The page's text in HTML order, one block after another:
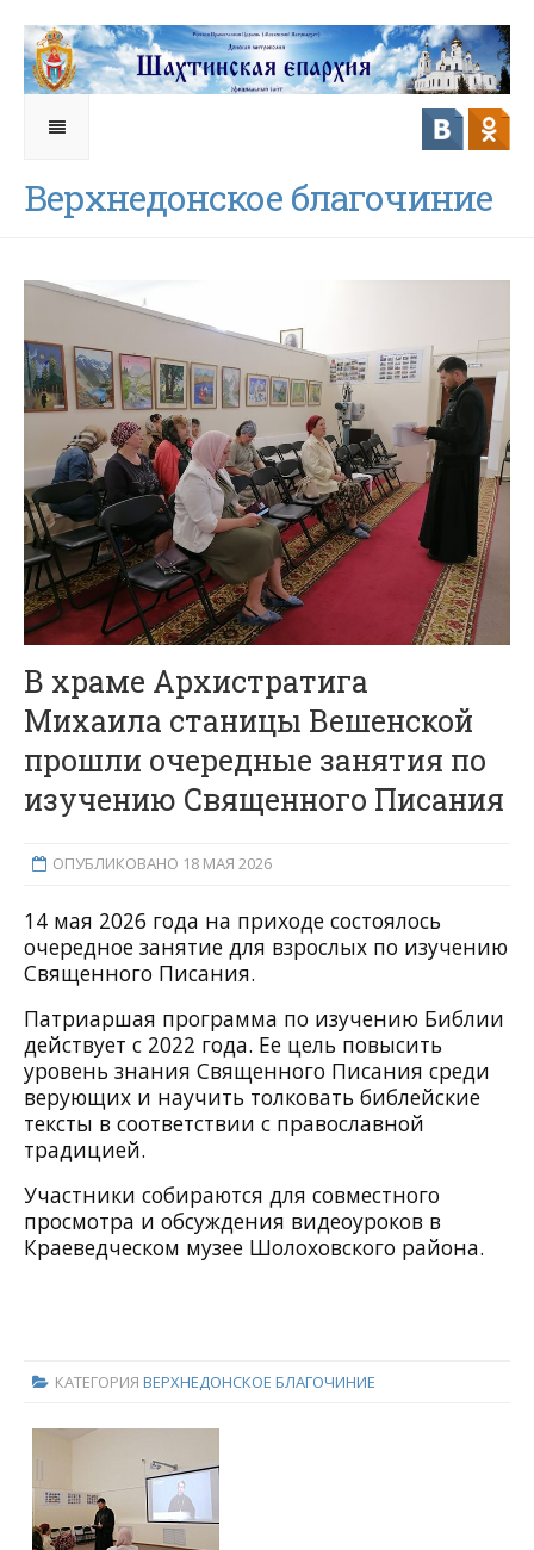
Верхнедонское благочиние
В храме Архистратига
Михаила станицы Вешенской
прошли очередные занятия по
изучению Священного Писания
ОПУБЛИКОВАНО 18 МАЯ 2026
14 мая 2026 года на приходе состоялось
очередное занятие для взрослых по изучению
Священного Писания.
Патриаршая программа по изучению Библии
действует с 2022 года. Ее цель повысить
уровень знания Священного Писания среди
верующих и научить толковать библейские
тексты в соответствии с православной
традицией.
Участники собираются для совместного
просмотра и обсуждения видеоуроков в
Краеведческом музее Шолоховского района.
КАТЕГОРИЯ ВЕРХНЕДОНСКОЕ БЛАГОЧИНИЕ